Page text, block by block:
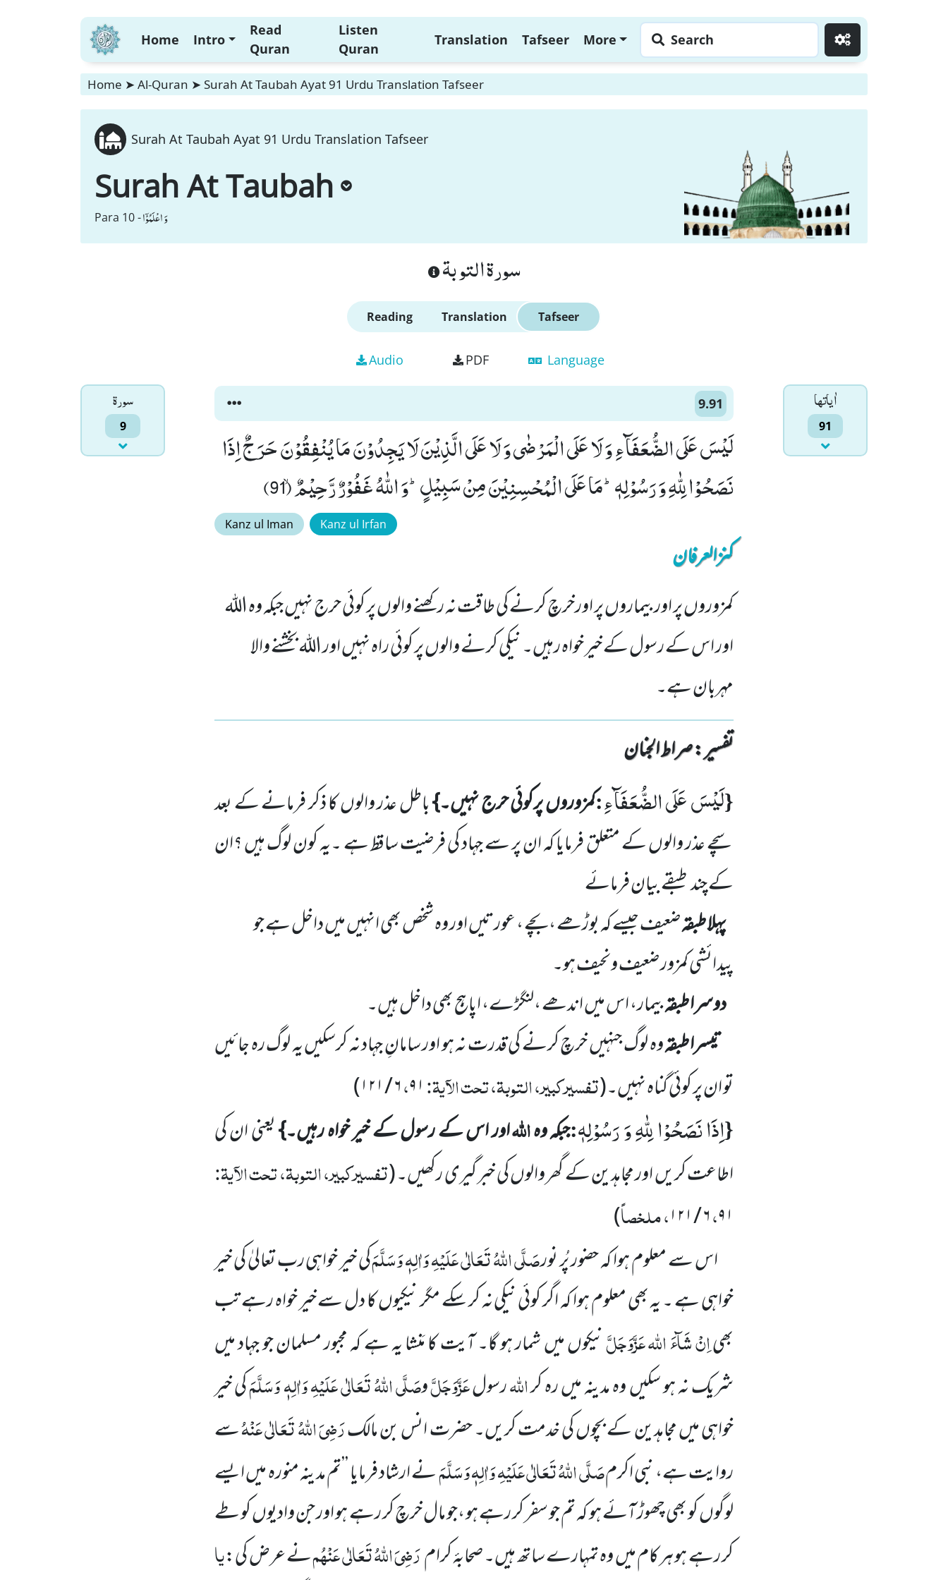
Home Intro
Read
Quran
Listen
Quran
Translation Tafseer More Search
Home ➤ Al-Quran ➤ Surah At Taubah Ayat 91 Urdu Translation Tafseer
Surah At Taubah Ayat 91 Urdu Translation Tafseer
Surah At Taubah
Para 10 -وَ اعْلَمُوْۤا
سورة التوبة
Reading Translation Tafseer
Audio PDF Language
سورۃ
9
اٰياتها
91
9.91
لَیْسَ عَلَى الضُّعَفَآءِ وَ لَا عَلَى الْمَرْضٰى وَ لَا عَلَى الَّذِیْنَ لَا یَجِدُوْنَ مَا یُنْفِقُوْنَ حَرَجٌ اِذَا
نَصَحُوْا لِلّٰهِ وَ رَسُوْلِهٖؕ-مَا عَلَى الْمُحْسِنِیْنَ مِنْ سَبِیْلٍؕ-وَ اللّٰهُ غَفُوْرٌ رَّحِیْمٌۙ (91)
Kanz ul Iman Kanz ul Irfan
کنزالعرفان
کمزوروں پر اور بیماروں پر اورخرچ کرنے کی طاقت نہ رکھنے والوں پر کوئی حرج نہیں جبکہ وہ اللہ
اور اس کے رسول کے خیر خواہ رہیں۔ نیکی کرنے والوں پر کوئی راہ نہیں اور اللہ بخشنے والا
مہربان ہے۔
تفسیر : ‎صراط الجنان
{لَیْسَ عَلَى الضُّعَفَآءِ:کمزوروں پرکوئی حرج نہیں۔}باطل عذر والوں کا ذکر فرمانے کے بعد
سچے عذر والوں کے متعلقفرمایا کہ ان پر سے جہاد کی فرضیت ساقط ہے ۔یہ کون لوگ ہیں ؟ان
کے چند طبقے بیان فرمائے
پہلا طبقہضعیف جیسے کہ بوڑھے ،بچے ، عورتیں اور وہ شخص بھی انہیں میں داخل ہے جو
پیدائشی کمزور ضعیف ونحیف ہو۔
دوسرا طبقہبیمار، اس میں اندھے ،لنگڑے، اپاہج بھی داخل ہیں۔
تیسرا طبقہوہ لوگ جنہیں خرچ کرنے کی قدرت نہ ہو اور سامانِ جہاد نہ کرسکیں یہ لوگ رہ جائیں
تو ان پر کوئی گناہ نہیں۔(تفسیرکبیر، التوبۃ، تحت الآیۃ:۹۱،۶/۱۲۱)
{اِذَا نَصَحُوْا لِلّٰهِ وَ رَسُوْلِهٖ:جبکہ وہاللہاور اس کے رسول کے خیر خواہ رہیں۔}یعنی ان کی
اطاعت کریں اور مجاہدین کے گھر والوں کی خبر گیری رکھیں۔(تفسیرکبیر، التوبۃ، تحت الآیۃ:
۹۱،۶/۱۲۱، ملخصاً)
اس سے معلوم ہوا کہ حضور پُر نورصَلَّی اللہُ تَعَالٰی عَلَیْہِ وَاٰلِہٖ وَسَلَّمَکی خیر خواہی رب تعالیٰ کی خیر
خواہی ہے ۔ یہ بھی معلومہوا کہ اگر کوئی نیکی نہ کر سکے مگر نیکیوں کا دل سے خیر خواہ رہے تب
بھیاِنْ شَآءَ اللہ عَزَّوَجَلَّنیکوں میں شمار ہو گا۔ آیت کا مَنشا یہ ہے کہ مجبور مسلمان جو جہاد میں
شریک نہ ہو سکیں وہ مدینہ میں رہ کراللہرسولعَزَّوَجَلَّوصَلَّی اللہُ تَعَالٰی عَلَیْہِ وَاٰلِہٖ وَسَلَّمَکی خیر
خواہی میں مجاہدین کے بچوں کی خدمت کریں۔حضرت انس بن مالکرَضِیَ اللہُ تَعَالٰی عَنْہُسے
روایت ہے، نبی اکرمصَلَّی اللہُ تَعَالٰی عَلَیْہِ وَاٰلِہٖ وَسَلَّمَنے ارشاد فرمایا ’’تم مدینہ منورہ میں ایسے
لوگوں کو بھی چھوڑ آئے ہو کہ تم جو سفر کر رہے ہو ،جو مال خرچ کر رہے ہو اور جن وادیوں کو طے
کر رہے ہو ہر کام میں وہ تمہارے ساتھ ہیں۔ صحابۂ کرامرَضِیَ اللہُ تَعَالٰی عَنْہُمنے عرض کی:یا